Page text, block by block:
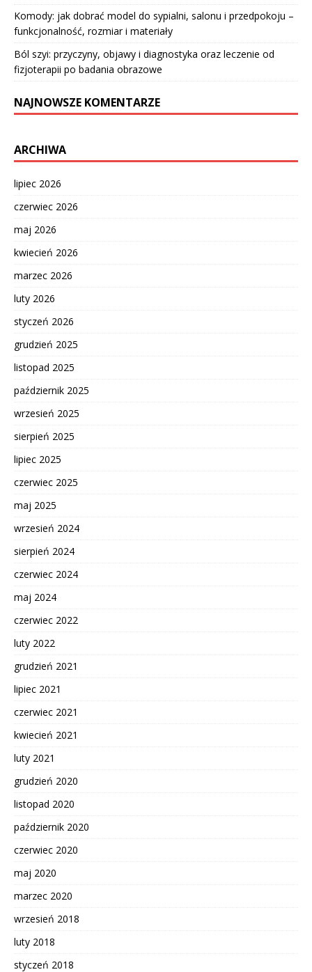
Komody: jak dobrać model do sypialni, salonu i przedpokoju –
funkcjonalność, rozmiar i materiały
Ból szyi: przyczyny, objawy i diagnostyka oraz leczenie od
fizjoterapii po badania obrazowe
NAJNOWSZE KOMENTARZE
ARCHIWA
lipiec 2026
czerwiec 2026
maj 2026
kwiecień 2026
marzec 2026
luty 2026
styczeń 2026
grudzień 2025
listopad 2025
październik 2025
wrzesień 2025
sierpień 2025
lipiec 2025
czerwiec 2025
maj 2025
wrzesień 2024
sierpień 2024
czerwiec 2024
maj 2024
czerwiec 2022
luty 2022
grudzień 2021
lipiec 2021
czerwiec 2021
kwiecień 2021
luty 2021
grudzień 2020
listopad 2020
październik 2020
czerwiec 2020
maj 2020
marzec 2020
wrzesień 2018
luty 2018
styczeń 2018